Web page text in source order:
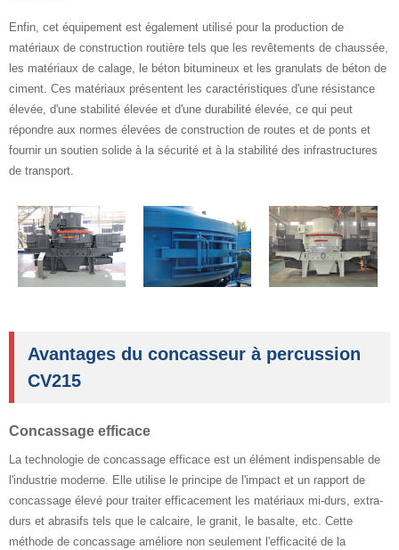
Enfin, cet équipement est également utilisé pour la production de
matériaux de construction routière tels que les revêtements de chaussée,
les matériaux de calage, le béton bitumineux et les granulats de béton de
ciment. Ces matériaux présentent les caractéristiques d'une résistance
élevée, d'une stabilité élevée et d'une durabilité élevée, ce qui peut
répondre aux normes élevées de construction de routes et de ponts et
fournir un soutien solide à la sécurité et à la stabilité des infrastructures
de transport.
Avantages du concasseur à percussion
CV215
Concassage efficace
La technologie de concassage efficace est un élément indispensable de
l'industrie moderne. Elle utilise le principe de l'impact et un rapport de
concassage élevé pour traiter efficacement les matériaux mi-durs, extra-
durs et abrasifs tels que le calcaire, le granit, le basalte, etc. Cette
méthode de concassage améliore non seulement l'efficacité de la